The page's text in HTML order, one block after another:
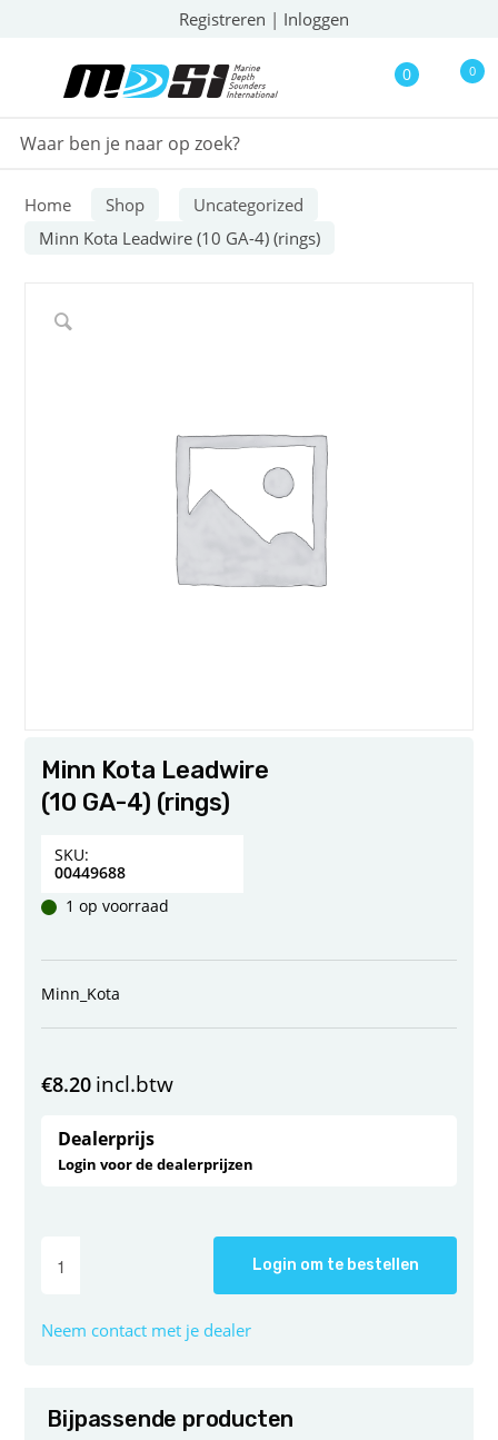
Registreren | Inloggen
0 0
Home Shop
Uncategorized
Minn Kota Leadwire (10 GA-4) (rings)
Minn Kota Leadwire
(10 GA-4) (rings)
SKU:
00449688
1 op voorraad
Minn_Kota
€8.20 incl.btw
Dealerprijs
Login voor de dealerprijzen
Login om te bestellen
Neem contact met je dealer
Bijpassende producten